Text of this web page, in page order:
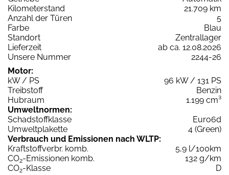
Kilometerstand
21.709 km
Anzahl der Türen
5
Farbe
Blau
Standort
Zentrallager
Lieferzeit
ab ca. 12.08.2026
Unsere Nummer
2244-26
Motor:
kW / PS
96 kW / 131 PS
Treibstoff
Benzin
Hubraum
1.199 cm³
Umweltnormen:
Schadstoffklasse
Euro6d
Umweltplakette
4 (Green)
Verbrauch und Emissionen nach WLTP:
Kraftstoffverbr. komb.
5,9 l/100km
CO2-Emissionen komb.
132 g/km
CO2-Klasse
D